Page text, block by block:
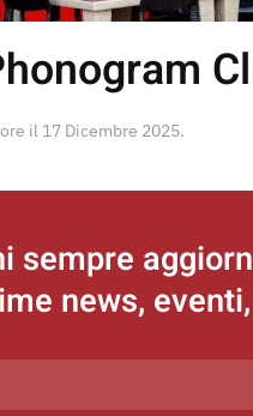
il 17 Dicembre 2025.
sempre
news,